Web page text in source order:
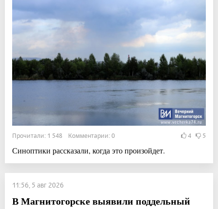
Прочитали: 1 548 Комментарии: 0 4 5
Синоптики рассказали, когда это произойдет.
11:56, 5 авг 2026
В Магнитогорске выявили поддельный